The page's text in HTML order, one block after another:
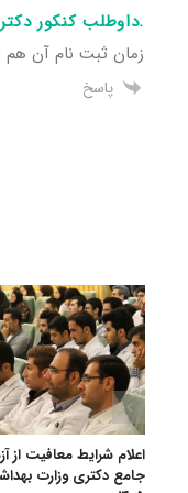
.داوطلب کنکور
زمان ثبت نام آن هم
پاسخ
اعلام شرایط معافیت از
جامع دکتری وزارت